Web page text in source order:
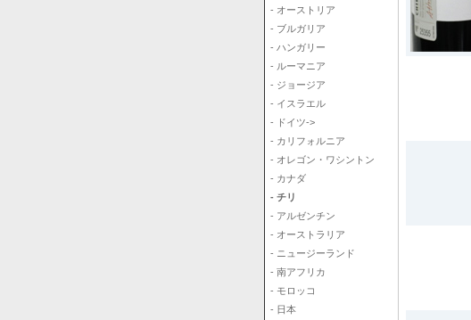
- オーストリア
- ブルガリア
- ハンガリー
- ルーマニア
- ジョージア
- イスラエル
- ドイツ->
- カリフォルニア
- オレゴン・ワシントン
- カナダ
- チリ
- アルゼンチン
- オーストラリア
- ニュージーランド
- 南アフリカ
- モロッコ
- 日本